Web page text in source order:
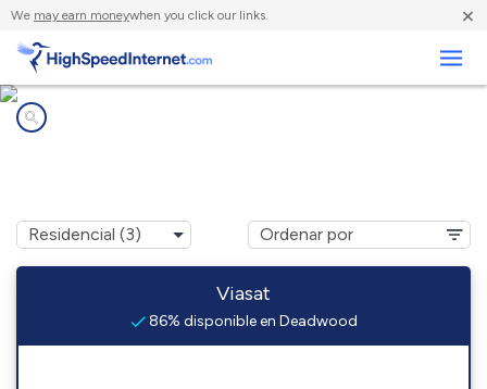
We may earn moneywhen you click our links. ×
Viasat
86% disponible en Deadwood